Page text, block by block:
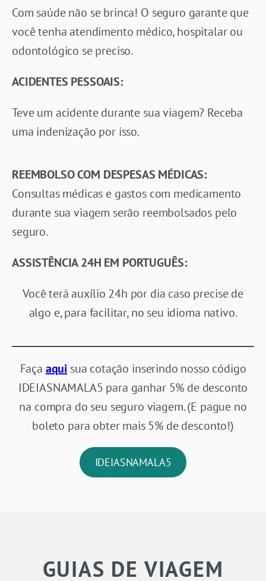
Com saúde não se brinca! O seguro garante que
você tenha atendimento médico, hospitalar ou
odontológico se preciso.
ACIDENTES PESSOAIS:
Teve um acidente durante sua viagem? Receba
uma indenização por isso.
REEMBOLSO COM DESPESAS MÉDICAS:
Consultas médicas e gastos com medicamento
durante sua viagem serão reembolsados pelo
seguro.
ASSISTÊNCIA 24H EM PORTUGUÊS:
Você terá auxílio 24h por dia caso precise de
algo e, para facilitar, no seu idioma nativo.
Faça aqui sua cotação inserindo nosso código
IDEIASNAMALA5 para ganhar 5% de desconto
na compra do seu seguro viagem. (E pague no
boleto para obter mais 5% de desconto!)
IDEIASNAMALA5
GUIAS DE VIAGEM